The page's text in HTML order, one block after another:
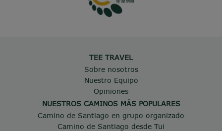
TEE TRAVEL
Sobre nosotros
Nuestro Equipo
Opiniones
NUESTROS CAMINOS MÁS POPULARES
Camino de Santiago en grupo organizado
Camino de Santiago desde Tui